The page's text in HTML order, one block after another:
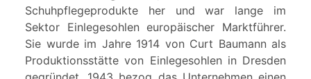
Schuhpflegeprodukte her und war lange im
Sektor Einlegesohlen europäischer Marktführer.
Sie wurde im Jahre 1914 von Curt Baumann als
Produktionsstätte von Einlegesohlen in Dresden